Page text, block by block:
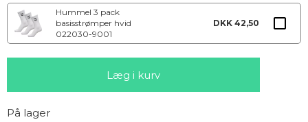
Hummel 3 pack
basisstrømper hvid
022030-9001
DKK 42,50
På lager